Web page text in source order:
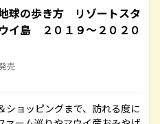
球の歩き方 リゾートスタ
イ島 ２０１９～２０２０
売
ショッピングまで、訪れる度に